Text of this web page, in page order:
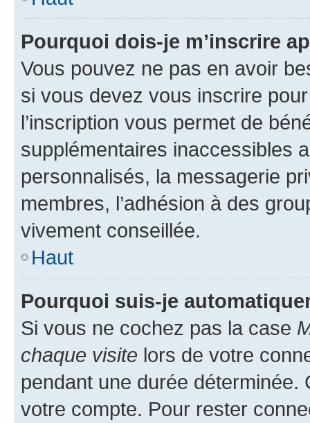
Pourquoi dois-je m’inscrire
Vous pouvez ne pas en avoir
si vous devez vous inscrire
l’inscription vous permet de
supplémentaires inaccessibles
personnalisés, la messagerie
membres, l’adhésion à des
vivement conseillée.
Haut
Pourquoi suis-je
Si vous ne cochez pas la case
chaque visite lors de votre
pendant une durée déterminée.
votre compte. Pour rester